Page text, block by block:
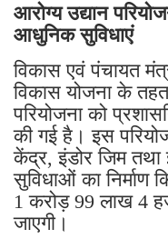
आरोग्य उद्यान
आधुनिक सुविधाएं
विकास एवं पंचायत
विकास योजना के
परियोजना को
की गई है। इस
केंद्र, इंडोर जिम
सुविधाओं का निर्माण
1 करोड़ 99 लाख 4
जाएगी।